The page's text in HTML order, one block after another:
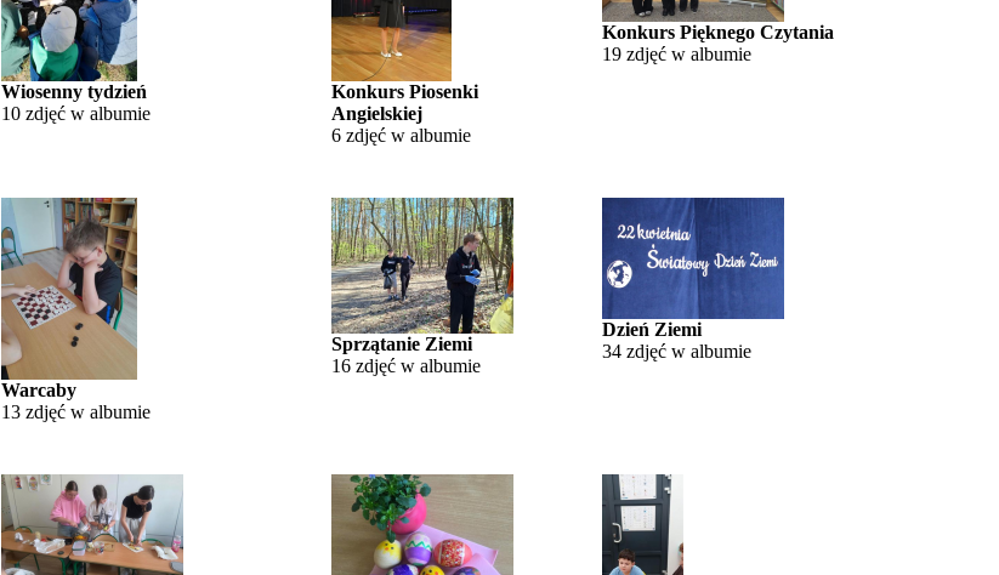
Wiosenny tydzień
10 zdjęć w albumie
Konkurs Piosenki
Angielskiej
6 zdjęć w albumie
Konkurs Pięknego Czytania
19 zdjęć w albumie
Warcaby
13 zdjęć w albumie
Sprzątanie Ziemi
16 zdjęć w albumie
Dzień Ziemi
34 zdjęć w albumie